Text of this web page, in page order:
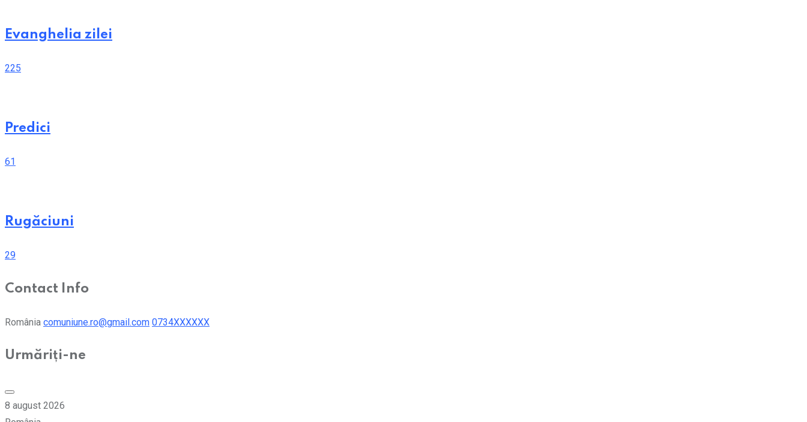
Evanghelia zilei
225
Predici
61
Rugăciuni
29
Contact Info
România comuniune.ro@gmail.com 0734XXXXXX
Urmăriți-ne
8 august 2026